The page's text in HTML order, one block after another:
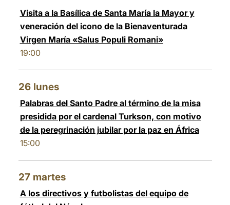
Visita a la Basílica de Santa María la Mayor y
veneración del icono de la Bienaventurada
Virgen María «Salus Populi Romani»
19:00
26 lunes
Palabras del Santo Padre al término de la misa
presidida por el cardenal Turkson, con motivo
de la peregrinación jubilar por la paz en África
15:00
27 martes
A los directivos y futbolistas del equipo de